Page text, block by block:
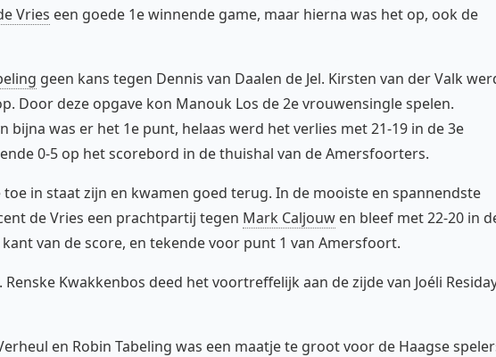
Vries een goede 1e winnende game, maar hierna was het op, ook de
geen kans tegen Dennis van Daalen de Jel. Kirsten van der Valk
Door deze opgave kon Manouk Los de 2e vrouwensingle spelen.
was er het 1e punt, helaas werd het verlies met 21-19 in de 3e
0-5 op het scorebord in de thuishal van de Amersfoorters.
in staat zijn en kwamen goed terug. In de mooiste en spannendste
de Vries een prachtpartij tegen Mark Caljouw en bleef met 22-20 in
van de score, en tekende voor punt 1 van Amersfoort.
Kwakkenbos deed het voortreffelijk aan de zijde van Joéli
en Robin Tabeling was een maatje te groot voor de Haagse